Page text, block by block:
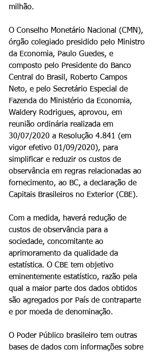
milhão.
O Conselho Monetário Nacional (CMN),
órgão colegiado presidido pelo Ministro
da Economia, Paulo Guedes, e
composto pelo Presidente do Banco
Central do Brasil, Roberto Campos
Neto, e pelo Secretário Especial de
Fazenda do Ministério da Economia,
Waldery Rodrigues, aprovou, em
reunião ordinária realizada em
30/07/2020 a Resolução 4.841 (em
vigor efetivo 01/09/2020), para
simplificar e reduzir os custos de
observância em regras relacionadas ao
fornecimento, ao BC, a declaração de
Capitais Brasileiros no Exterior (CBE).
Com a medida, haverá redução de
custos de observância para a
sociedade, concomitante ao
aprimoramento da qualidade da
estatística. O CBE tem objetivo
eminentemente estatístico, razão pela
qual a maior parte dos dados obtidos
são agregados por País de contraparte
e por moeda de denominação.
O Poder Público brasileiro tem outras
bases de dados com informações sobre